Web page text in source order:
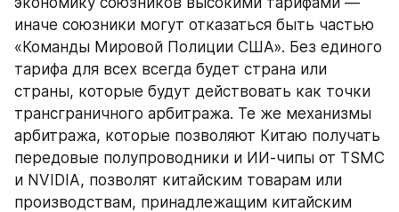
иначе союзники могут отказаться быть частью
«Команды Мировой Полиции США». Без единого
тарифа для всех всегда будет страна или
страны, которые будут действовать как точки
трансграничного арбитража. Те же механизмы
арбитража, которые позволяют Китаю получать
передовые полупроводники и ИИ-чипы от TSMC
и NVIDIA, позволят китайским товарам или
производствам, принадлежащим китайским